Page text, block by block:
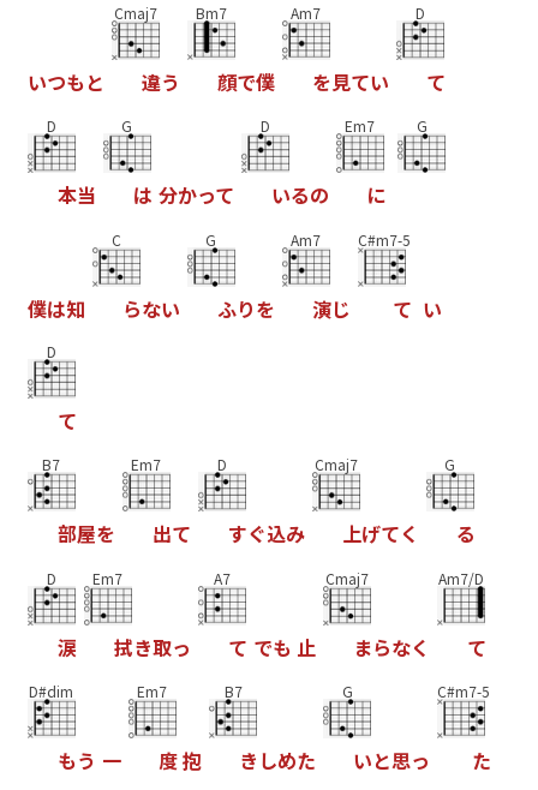
いつもと
Cmaj7
違う
Bm7
顔で僕
Am7
を見てい
D
て
D
本当
G
は 分かって
D
いるの
Em7
に
G
僕は知
C
らない
G
ふりを
Am7
演じ
C#m7-5
て い
D
て
B7
部屋を
Em7
出て
D
すぐ込み
Cmaj7
上げてく
G
る
D
涙
Em7
拭き取っ
A7
て でも 止
Cmaj7
まらなく
Am7/D
て
D#dim
もう 一
Em7
度抱
B7
き しめた
G
いと思っ
C#m7-5
た